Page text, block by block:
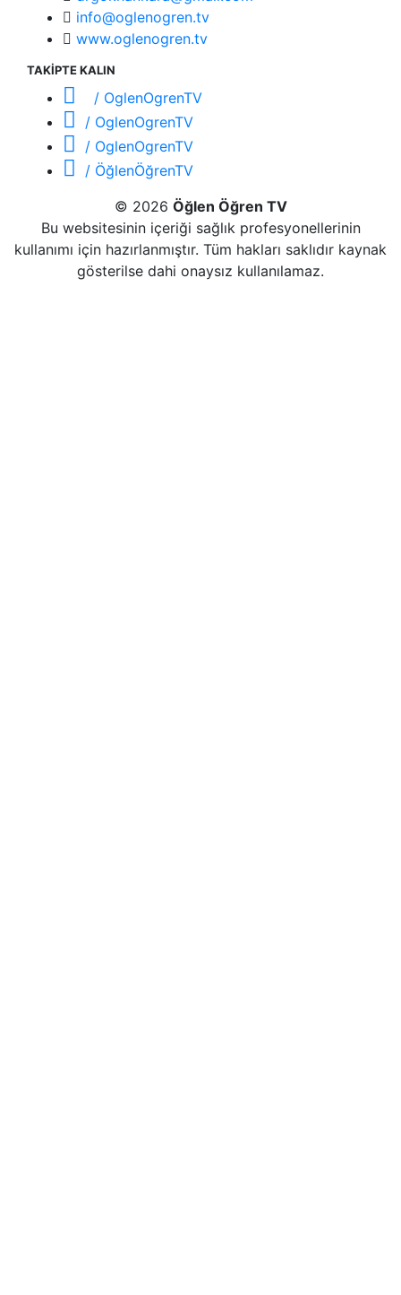
info@oglenogren.tv
www.oglenogren.tv
TAKİPTE KALIN
/ OglenOgrenTV
/ OglenOgrenTV
/ OglenOgrenTV
/ ÖğlenÖğrenTV
© 2026 Öğlen Öğren TV
Bu websitesinin içeriği sağlık profesyonellerinin
kullanımı için hazırlanmıştır. Tüm hakları saklıdır kaynak
gösterilse dahi onaysız kullanılamaz.